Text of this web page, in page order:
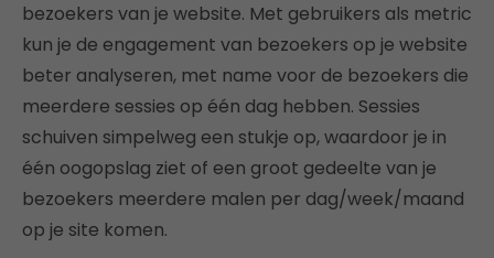
bezoekers van je website. Met gebruikers als metric
kun je de engagement van bezoekers op je website
beter analyseren, met name voor de bezoekers die
meerdere sessies op één dag hebben. Sessies
schuiven simpelweg een stukje op, waardoor je in
één oogopslag ziet of een groot gedeelte van je
bezoekers meerdere malen per dag/week/maand
op je site komen.